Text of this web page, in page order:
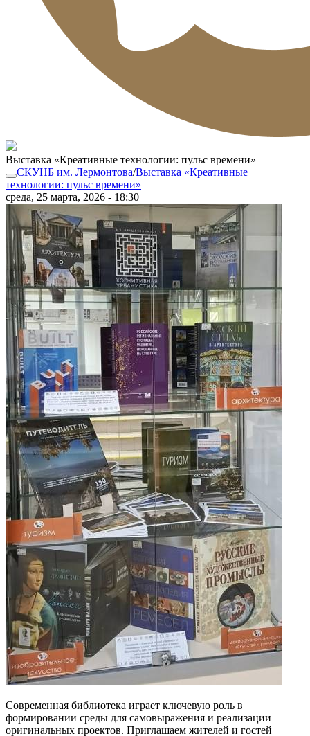
Выставка «Креативные технологии: пульс времени»
СКУНБ им. Лермонтова/Выставка «Креативные
технологии: пульс времени»
среда, 25 марта, 2026 - 18:30
Современная библиотека играет ключевую роль в
формировании среды для самовыражения и реализации
оригинальных проектов. Приглашаем жителей и гостей